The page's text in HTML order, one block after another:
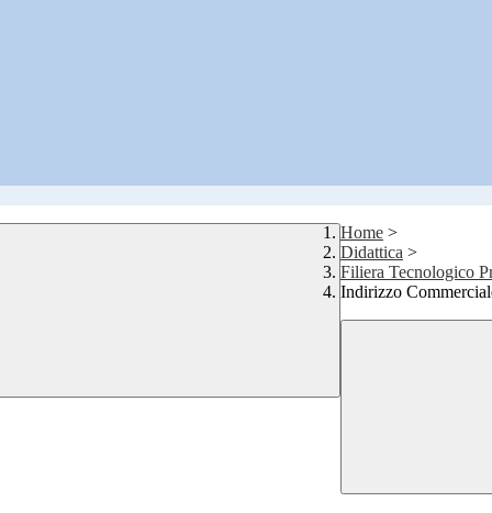
Home >
Didattica >
Filiera Tecnologico
Indirizzo